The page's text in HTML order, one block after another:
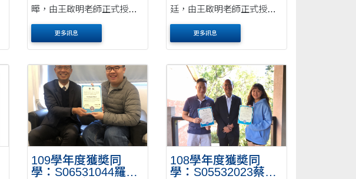
曄，由王啟明老師正式授
奬。
更多訊息
廷，由王啟明老師正式授
奬。
更多訊息
109學年度獲奬同
學：S06531044羅頌
108學年度獲奬同
學：S05532023蔡凱